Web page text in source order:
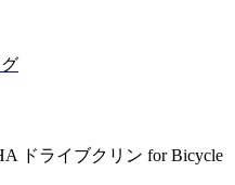
ドライブクリン for Bicycle